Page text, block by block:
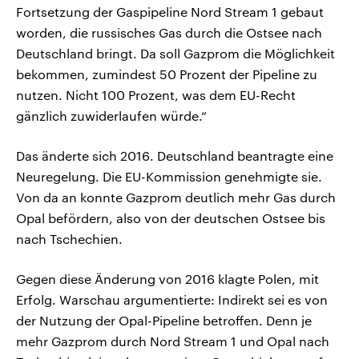
Fortsetzung der Gaspipeline Nord Stream 1 gebaut
worden, die russisches Gas durch die Ostsee nach
Deutschland bringt. Da soll Gazprom die Möglichkeit
bekommen, zumindest 50 Prozent der Pipeline zu
nutzen. Nicht 100 Prozent, was dem EU-Recht
gänzlich zuwiderlaufen würde.“
Das änderte sich 2016. Deutschland beantragte eine
Neuregelung. Die EU-Kommission genehmigte sie.
Von da an konnte Gazprom deutlich mehr Gas durch
Opal befördern, also von der deutschen Ostsee bis
nach Tschechien.
Gegen diese Änderung von 2016 klagte Polen, mit
Erfolg. Warschau argumentierte: Indirekt sei es von
der Nutzung der Opal-Pipeline betroffen. Denn je
mehr Gazprom durch Nord Stream 1 und Opal nach